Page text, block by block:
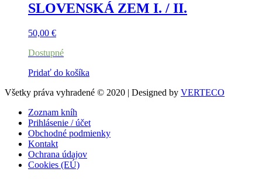
SLOVENSKÁ ZEM I. / II.
50,00 €
Dostupné
Pridať do košíka
Všetky práva vyhradené © 2020 | Designed by VERTECO
Zoznam kníh
Prihlásenie / účet
Obchodné podmienky
Kontakt
Ochrana údajov
Cookies (EÚ)